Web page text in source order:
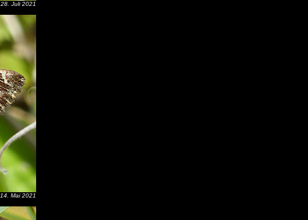
28. Juli 2021
14. Mai 2021